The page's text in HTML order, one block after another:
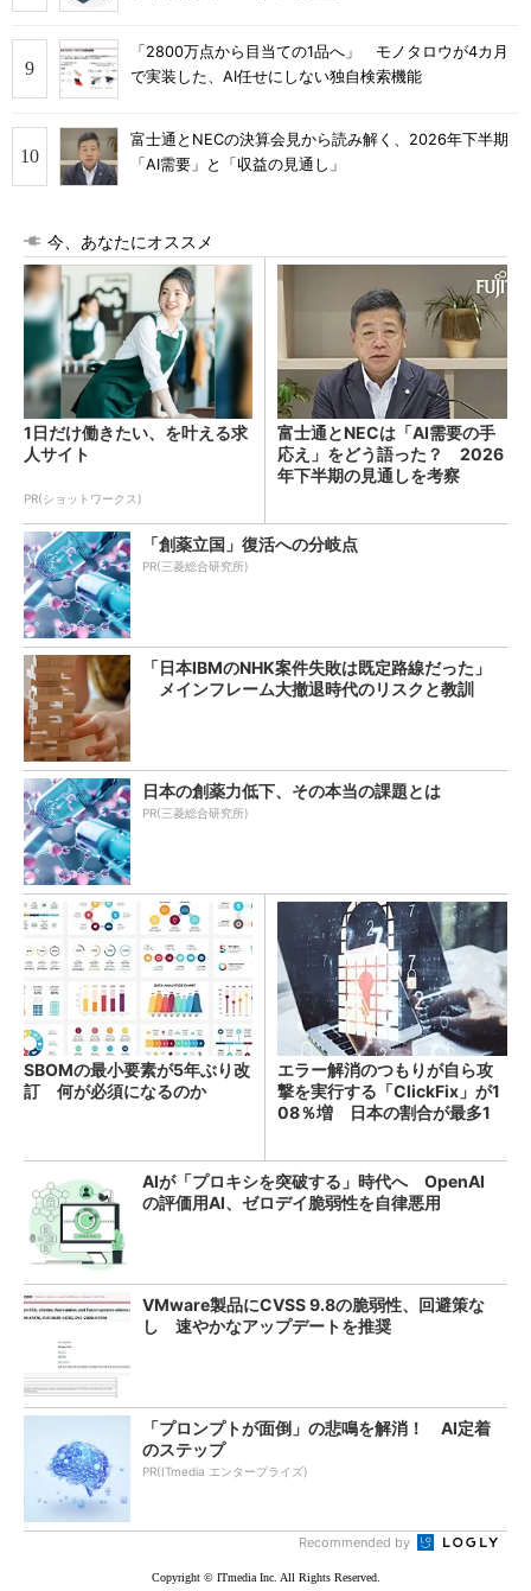
「2800万点から目当ての1品へ」 モノタロウが4カ月
で実装した、AI任せにしない独自検索機能
富士通とNECの決算会見から読み解く、2026年下半期
「AI需要」と「収益の見通し」
今、あなたにオススメ
1日だけ働きたい、を叶える求
人サイト
PR(ショットワークス)
富士通とNECは「AI需要の手
応え」をどう語った？ 2026
年下半期の見通しを考察
「創薬立国」復活への分岐点
PR(三菱総合研究所)
「日本IBMのNHK案件失敗は既定路線だった」
メインフレーム大撤退時代のリスクと教訓
日本の創薬力低下、その本当の課題とは
PR(三菱総合研究所)
SBOMの最小要素が5年ぶり改
訂 何が必須になるのか
エラー解消のつもりが自ら攻
撃を実行する「ClickFix」が1
08％増 日本の割合が最多1
AIが「プロキシを突破する」時代へ OpenAI
の評価用AI、ゼロデイ脆弱性を自律悪用
VMware製品にCVSS 9.8の脆弱性、回避策な
し 速やかなアップデートを推奨
「プロンプトが面倒」の悲鳴を解消！ AI定着
のステップ
PR(ITmedia エンタープライズ)
Recommended by
Copyright © ITmedia Inc. All Rights Reserved.